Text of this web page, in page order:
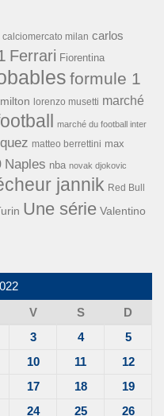
calciomercato milan carlos
Ferrari Fiorentina
formule 1
lorenzo musetti marché
marché du football inter
matteo berrettini max
Naples nba novak djokovic
jannik Red Bull
Une série Valentino
V S
D
3 4
5
10 11
12
17 18
19
24 25 26